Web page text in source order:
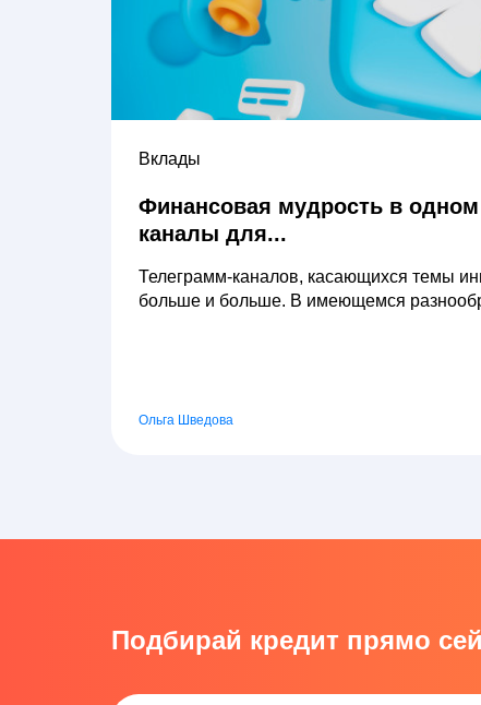
Вклады
Финансовая мудрость в
каналы для...
Телеграмм-каналов, касающихся темы
больше и больше. В имеющемся
Ольга Шведова
Подбирай кредит прямо